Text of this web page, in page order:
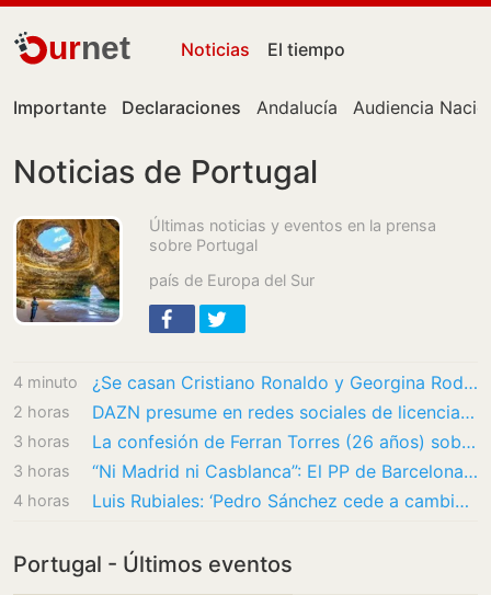
urnet Noticias El tiempo
Importante Declaraciones Andalucía Audiencia
Noticias de Portugal
Últimas noticias y eventos en la prensa
sobre Portugal
país de Europa del Sur
4 minutos ¿Se casan Cristiano Ronaldo y Georgina Rodríguez? La inesperada fecha que apunta a su…
2 horas DAZN presume en redes sociales de licencias tras hacerse con los derechos de la Liga…
3 horas La confesión de Ferran Torres (26 años) sobre su nueva faceta como modelo: ‘Me gustaría…
3 horas “Ni Madrid ni Casblanca”: El PP de Barcelona exige que la capital catalana acoja la final…
4 horas Luis Rubiales: ‘Pedro Sánchez cede a cambio de ponerse la medalla y anunciar que España…
Portugal - Últimos eventos